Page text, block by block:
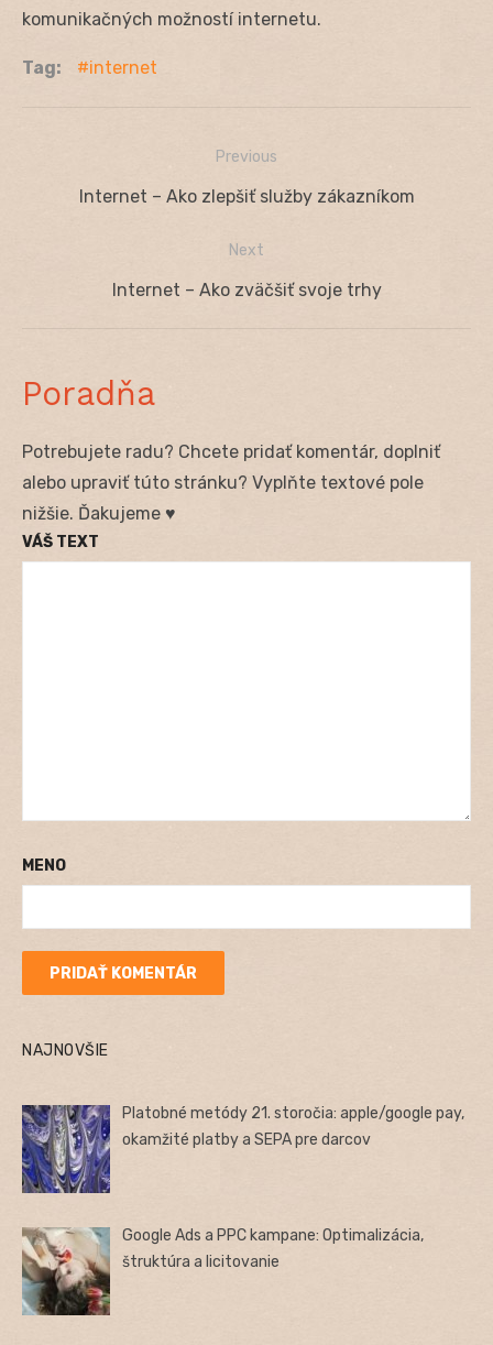
komunikačných možností internetu.
Tag: internet
Navigácia
Previous
Previous
Internet – Ako zlepšiť služby zákazníkom
Next
Next
Internet – Ako zväčšiť svoje trhy
Poradňa
Potrebujete radu? Chcete pridať komentár, doplniť
alebo upraviť túto stránku? Vyplňte textové pole
nižšie. Ďakujeme ♥
VÁŠ TEXT
MENO
NAJNOVŠIE
Platobné metódy 21. storočia: apple/google pay,
okamžité platby a SEPA pre darcov
Google Ads a PPC kampane: Optimalizácia,
štruktúra a licitovanie